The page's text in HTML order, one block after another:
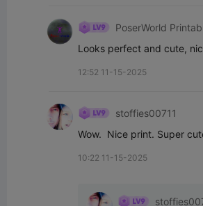
PoserWorld
Looks perfect and cute,
12:52 11-15-2025
stoffies00711
Wow.  Nice print. Super
10:22 11-15-2025